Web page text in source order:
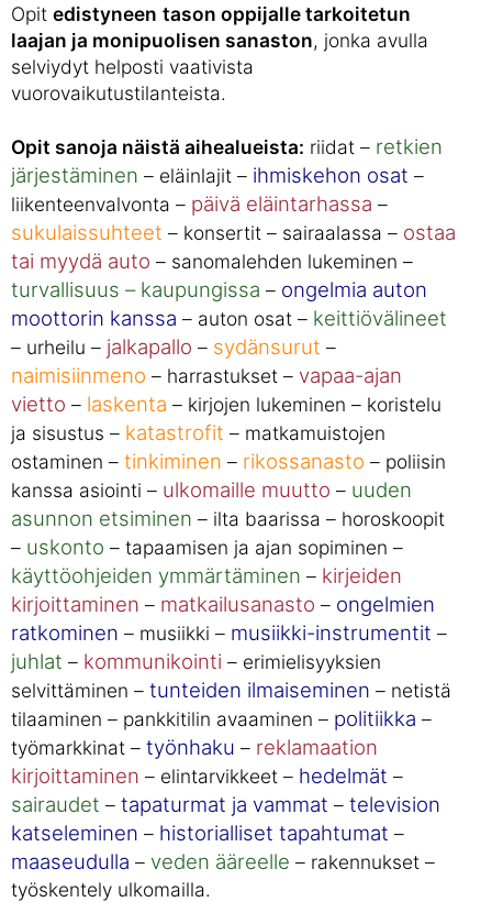
Opit edistyneen tason oppijalle tarkoitetun
laajan ja monipuolisen sanaston, jonka avulla
selviydyt helposti vaativista
vuorovaikutustilanteista.
Opit sanoja näistä aihealueista: riidat – retkien
järjestäminen – eläinlajit – ihmiskehon osat –
liikenteenvalvonta – päivä eläintarhassa –
sukulaissuhteet – konsertit – sairaalassa – ostaa
tai myydä auto – sanomalehden lukeminen –
turvallisuus – kaupungissa – ongelmia auton
moottorin kanssa – auton osat – keittiövälineet
– urheilu – jalkapallo – sydänsurut –
naimisiinmeno – harrastukset – vapaa-ajan
vietto – laskenta – kirjojen lukeminen – koristelu
ja sisustus – katastrofit – matkamuistojen
ostaminen – tinkiminen – rikossanasto – poliisin
kanssa asiointi – ulkomaille muutto – uuden
asunnon etsiminen – ilta baarissa – horoskoopit
– uskonto – tapaamisen ja ajan sopiminen –
käyttöohjeiden ymmärtäminen – kirjeiden
kirjoittaminen – matkailusanasto – ongelmien
ratkominen – musiikki – musiikki-instrumentit –
juhlat – kommunikointi – erimielisyyksien
selvittäminen – tunteiden ilmaiseminen – netistä
tilaaminen – pankkitilin avaaminen – politiikka –
työmarkkinat – työnhaku – reklamaation
kirjoittaminen – elintarvikkeet – hedelmät –
sairaudet – tapaturmat ja vammat – television
katseleminen – historialliset tapahtumat –
maaseudulla – veden ääreelle – rakennukset –
työskentely ulkomailla.